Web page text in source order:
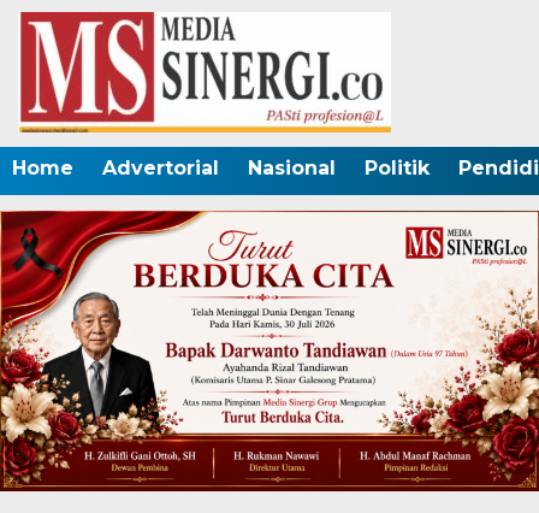
Home Advertorial Nasional Politik